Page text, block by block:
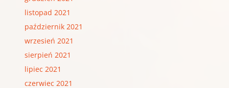
listopad 2021
październik 2021
wrzesień 2021
sierpień 2021
lipiec 2021
czerwiec 2021